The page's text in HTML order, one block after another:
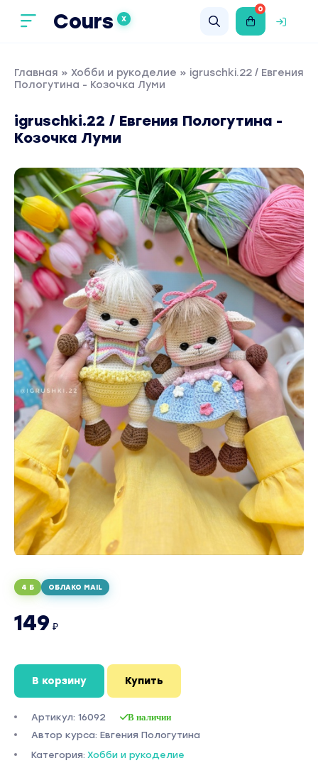
Cours X
0
Главная » Хобби и рукоделие » igruschki.22 / Евгения
Пологутина - Козочка Луми
igruschki.22 / Евгения Пологутина -
Козочка Луми
4 Б ОБЛАКО MAIL
149 ₽
В корзину Купить
Артикул: 16092 В наличии
Автор курса: Евгения Пологутина
Категория: Хобби и рукоделие